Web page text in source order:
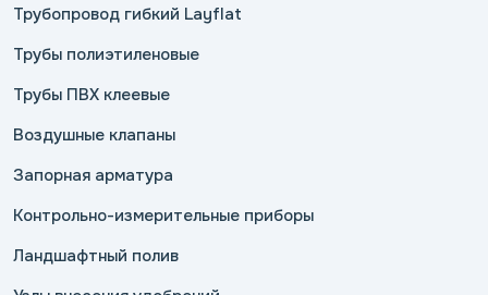
Трубопровод гибкий Layflat
Трубы полиэтиленовые
Трубы ПВХ клеевые
Воздушные клапаны
Запорная арматура
Контрольно-измерительные приборы
Ландшафтный полив